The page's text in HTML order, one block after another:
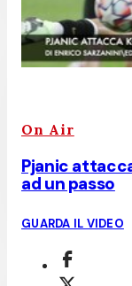
On Air
Pjanic
ad un passo
GUARDA IL VIDEO